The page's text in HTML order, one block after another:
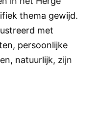
thema gewijd.
met
persoonlijke
natuurlijk, zijn